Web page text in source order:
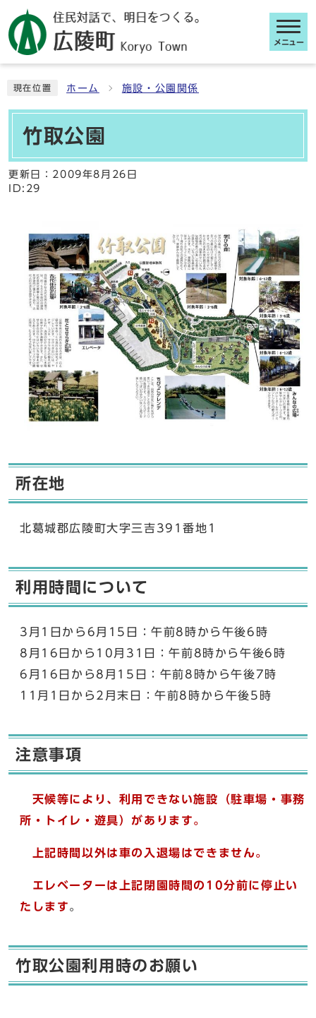
メニュー
現在位置 ホーム 施設・公園関係
竹取公園
更新日： 2009年8月26日
ID:29
所在地
北葛城郡広陵町大字三吉391番地1
利用時間について
3月1日から6月15日：午前8時から午後6時
8月16日から10月31日：午前8時から午後6時
6月16日から8月15日：午前8時から午後7時
11月1日から2月末日：午前8時から午後5時
注意事項
天候等により、利用できない施設（駐車場・事務
所・トイレ・遊具）があります。
上記時間以外は車の入退場はできません。
エレベーターは上記閉園時間の10分前に停止い
たします。
竹取公園利用時のお願い